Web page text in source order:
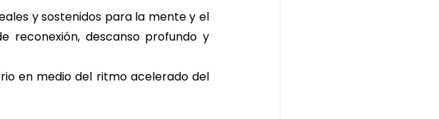
y sostenidos para la mente y el
reconexión, descanso profundo y
en medio del ritmo acelerado del